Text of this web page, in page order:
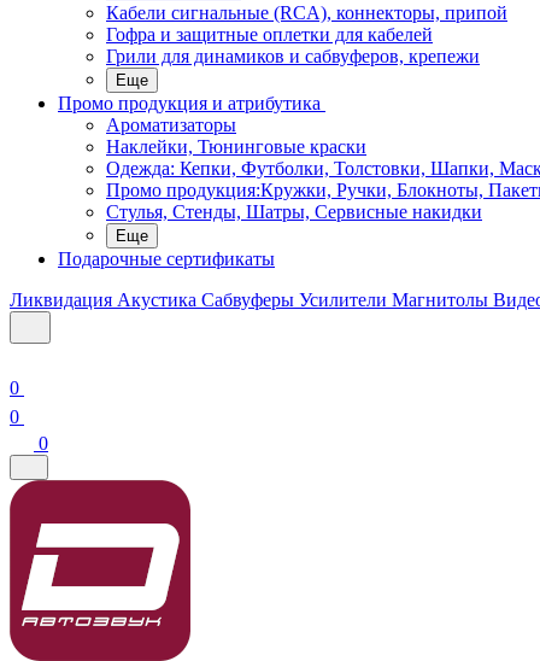
Кабели сигнальные (RCA), коннекторы, припой
Гофра и защитные оплетки для кабелей
Грили для динамиков и сабвуферов, крепежи
Еще
Промо продукция и атрибутика
Ароматизаторы
Наклейки, Тюнинговые краски
Одежда: Кепки, Футболки, Толстовки, Шапки,
Промо продукция:Кружки, Ручки, Блокноты,
Стулья, Стенды, Шатры, Сервисные накидки
Еще
Подарочные сертификаты
Ликвидация Акустика Сабвуферы Усилители Магнитолы
0
0
0